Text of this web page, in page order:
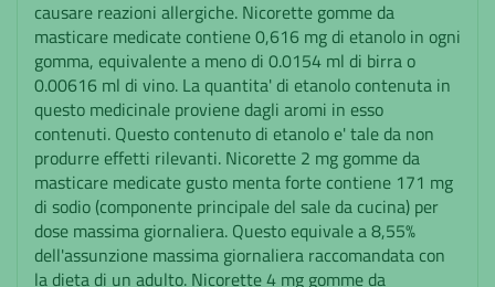
causare reazioni allergiche. Nicorette gomme da
masticare medicate contiene 0,616 mg di etanolo in ogni
gomma, equivalente a meno di 0.0154 ml di birra o
0.00616 ml di vino. La quantita' di etanolo contenuta in
questo medicinale proviene dagli aromi in esso
contenuti. Questo contenuto di etanolo e' tale da non
produrre effetti rilevanti. Nicorette 2 mg gomme da
masticare medicate gusto menta forte contiene 171 mg
di sodio (componente principale del sale da cucina) per
dose massima giornaliera. Questo equivale a 8,55%
dell'assunzione massima giornaliera raccomandata con
la dieta di un adulto. Nicorette 4 mg gomme da